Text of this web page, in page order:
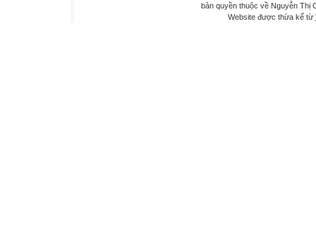
bản quyền thuộc về Nguyễn Thị
Website được thừa kế từ